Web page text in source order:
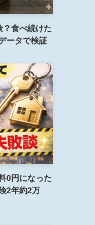
？食べ続けた
ータで検証
0円になった
2年約2万